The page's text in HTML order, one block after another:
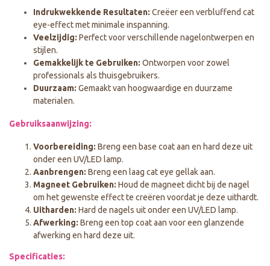
Indrukwekkende Resultaten: Creëer een verbluffend cat
eye-effect met minimale inspanning.
Veelzijdig: Perfect voor verschillende nagelontwerpen en
stijlen.
Gemakkelijk te Gebruiken: Ontworpen voor zowel
professionals als thuisgebruikers.
Duurzaam: Gemaakt van hoogwaardige en duurzame
materialen.
Gebruiksaanwijzing:
Voorbereiding: Breng een base coat aan en hard deze uit
onder een UV/LED lamp.
Aanbrengen: Breng een laag cat eye gellak aan.
Magneet Gebruiken: Houd de magneet dicht bij de nagel
om het gewenste effect te creëren voordat je deze uithardt.
Uitharden: Hard de nagels uit onder een UV/LED lamp.
Afwerking: Breng een top coat aan voor een glanzende
afwerking en hard deze uit.
Specificaties: